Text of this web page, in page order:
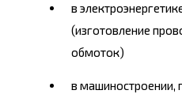
в
(изготовление
обмоток)
в машиностроении,